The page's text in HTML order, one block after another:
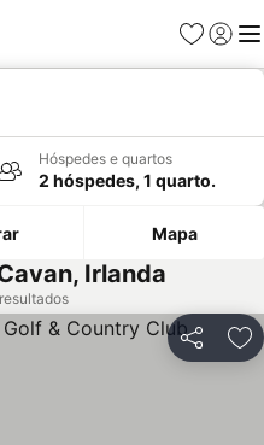
Favoritos
Iniciar
Hóspedes e quartos
2 hóspedes, 1 quarto.
Mapa
Irlanda
Partilhar